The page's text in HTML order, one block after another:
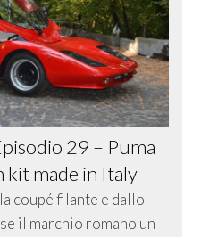
29 – Puma
kit made in Italy
coupé filante e dallo
il marchio romano un